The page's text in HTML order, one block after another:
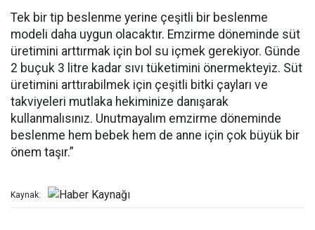
Tek bir tip beslenme yerine çeşitli bir beslenme
modeli daha uygun olacaktır. Emzirme döneminde süt
üretimini arttırmak için bol su içmek gerekiyor. Günde
2 buçuk 3 litre kadar sıvı tüketimini önermekteyiz. Süt
üretimini arttırabilmek için çeşitli bitki çayları ve
takviyeleri mutlaka hekiminize danışarak
kullanmalısınız. Unutmayalım emzirme döneminde
beslenme hem bebek hem de anne için çok büyük bir
önem taşır.”
Kaynak: